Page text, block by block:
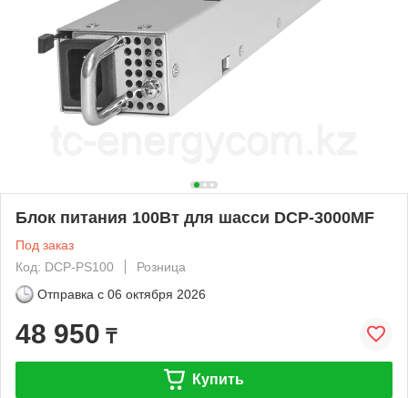
Блок питания 100Вт для шасси DCP-3000MF
Под заказ
Код: DCP-PS100
Розница
Отправка с 06 октября 2026
48 950 ₸
Купить